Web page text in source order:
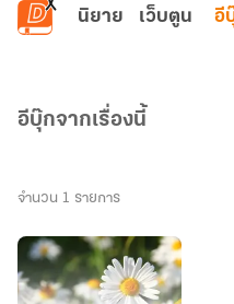
ข้ามไปยังเนื้อหาหลัก
นิยาย เว็บตูน อี
อีบุ๊กจากเรื่องนี้
จำนวน 1 รายการ